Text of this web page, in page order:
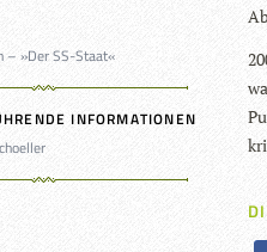
– »Der SS-Staat«
INFORMATIONEN